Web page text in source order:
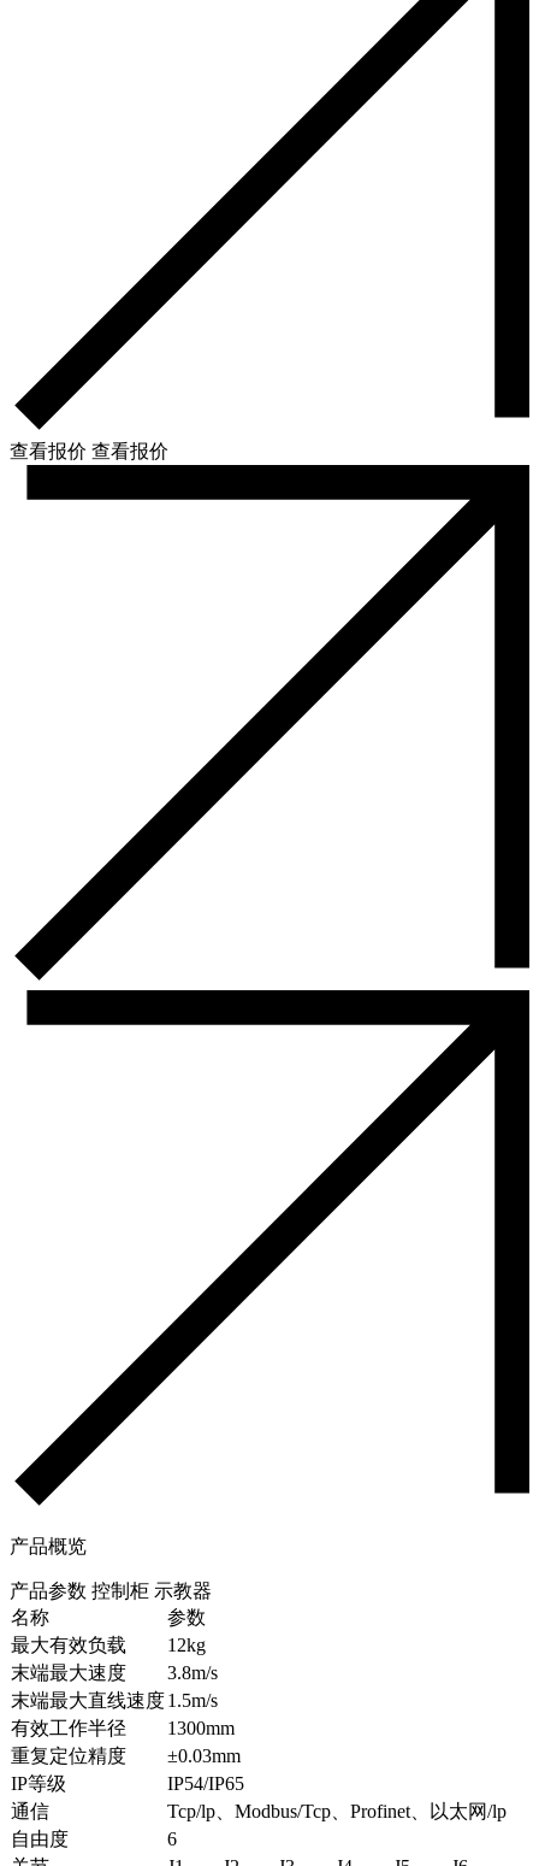
查看报价 查看报价
产品概览
产品参数 控制柜 示教器
名称
参数
最大有效负载
12kg
末端最大速度
3.8m/s
末端最大直线速度1.5m/s
有效工作半径
1300mm
重复定位精度
±0.03mm
IP等级
IP54/IP65
通信
Tcp/lp、Modbus/Tcp、Profinet、以太网/lp
自由度
6